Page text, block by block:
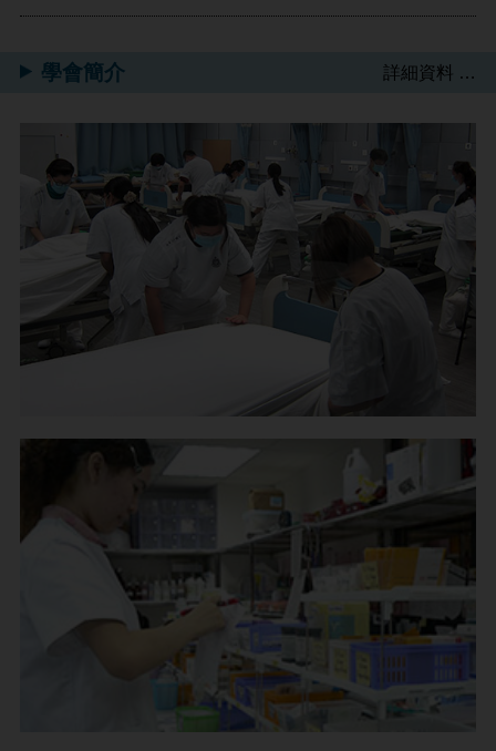
學會簡介 詳細資料 …